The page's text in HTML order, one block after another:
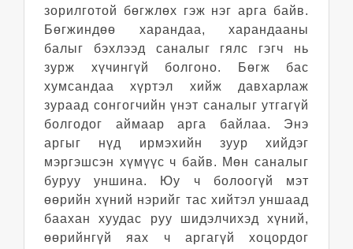
зорилготой бөгжлөх гэж нэг арга байв.
Бөгжиндөө харандаа, харандааны
балыг бэхлээд саналыг гялс гэгч нь
зурж хүчингүй болгоно. Бөгж бас
хумсандаа хүртэл хийж давхарлаж
зураад сонгогчийн үнэт саналыг утгагүй
болгодог аймаар арга байлаа. Энэ
аргыг нүд ирмэхийн зуур хийдэг
мэргэшсэн хүмүүс ч байв. Мөн саналыг
буруу уншина. Юу ч болоогүй мэт
өөрийн хүний нэрийг тас хийтэл уншаад
баахан хуудас руу шидэлчихэд хүний,
өөрийнгүй яах ч аргагүй хоцордог